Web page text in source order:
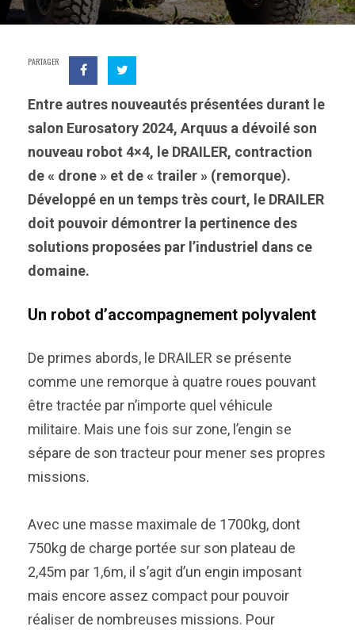
PARTAGER
Entre autres nouveautés présentées durant le
salon Eurosatory 2024, Arquus a dévoilé son
nouveau robot 4×4, le DRAILER, contraction
de « drone » et de « trailer » (remorque).
Développé en un temps très court, le DRAILER
doit pouvoir démontrer la pertinence des
solutions proposées par l’industriel dans ce
domaine.
Un robot d’accompagnement polyvalent
De primes abords, le DRAILER se présente
comme une remorque à quatre roues pouvant
être tractée par n’importe quel véhicule
militaire. Mais une fois sur zone, l’engin se
sépare de son tracteur pour mener ses propres
missions.
Avec une masse maximale de 1700kg, dont
750kg de charge portée sur son plateau de
2,45m par 1,6m, il s’agit d’un engin imposant
mais encore assez compact pour pouvoir
réaliser de nombreuses missions. Pour